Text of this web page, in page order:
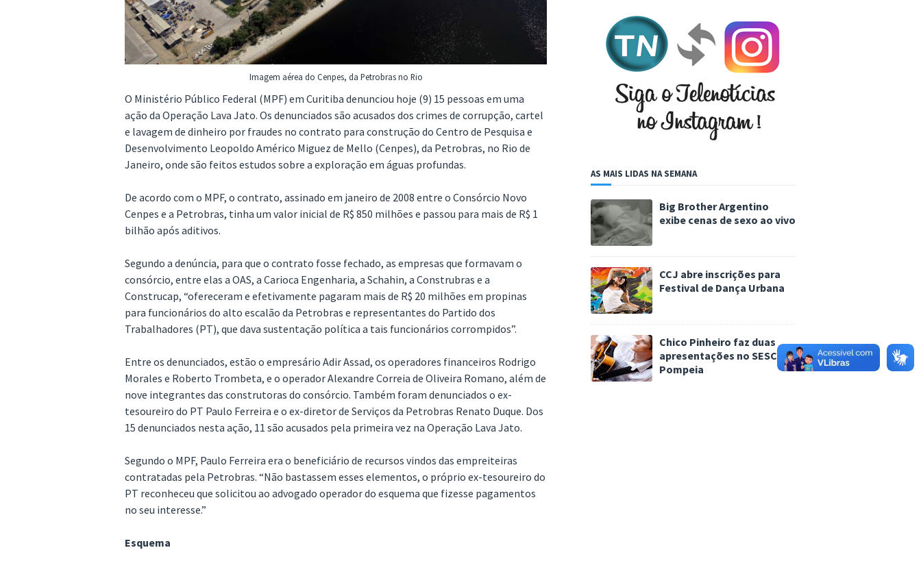
Imagem aérea do Cenpes, da Petrobras no Rio
O Ministério Público Federal (MPF) em Curitiba denunciou hoje (9) 15 pessoas em uma
ação da Operação Lava Jato. Os denunciados são acusados dos crimes de corrupção, cartel
e lavagem de dinheiro por fraudes no contrato para construção do Centro de Pesquisa e
Desenvolvimento Leopoldo Américo Miguez de Mello (Cenpes), da Petrobras, no Rio de
Janeiro, onde são feitos estudos sobre a exploração em águas profundas.
De acordo com o MPF, o contrato, assinado em janeiro de 2008 entre o Consórcio Novo
Cenpes e a Petrobras, tinha um valor inicial de R$ 850 milhões e passou para mais de R$ 1
bilhão após aditivos.
Segundo a denúncia, para que o contrato fosse fechado, as empresas que formavam o
consórcio, entre elas a OAS, a Carioca Engenharia, a Schahin, a Construbras e a
Construcap, “ofereceram e efetivamente pagaram mais de R$ 20 milhões em propinas
para funcionários do alto escalão da Petrobras e representantes do Partido dos
Trabalhadores (PT), que dava sustentação política a tais funcionários corrompidos”.
Entre os denunciados, estão o empresário Adir Assad, os operadores financeiros Rodrigo
Morales e Roberto Trombeta, e o operador Alexandre Correia de Oliveira Romano, além de
nove integrantes das construtoras do consórcio. Também foram denunciados o ex-
tesoureiro do PT Paulo Ferreira e o ex-diretor de Serviços da Petrobras Renato Duque. Dos
15 denunciados nesta ação, 11 são acusados pela primeira vez na Operação Lava Jato.
Segundo o MPF, Paulo Ferreira era o beneficiário de recursos vindos das empreiteiras
contratadas pela Petrobras. “Não bastassem esses elementos, o próprio ex-tesoureiro do
PT reconheceu que solicitou ao advogado operador do esquema que fizesse pagamentos
no seu interesse.”
Esquema
AS MAIS LIDAS NA SEMANA
Big Brother Argentino
exibe cenas de sexo ao vivo
CCJ abre inscrições para
Festival de Dança Urbana
Chico Pinheiro faz duas
apresentações no SESC
Pompeia